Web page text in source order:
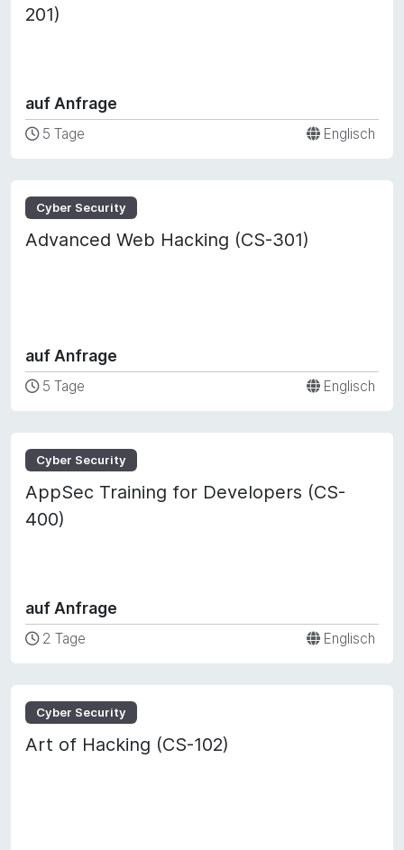
201)
auf Anfrage
5 Tage Englisch
Cyber Security
Advanced Web Hacking (CS-301)
auf Anfrage
5 Tage Englisch
Cyber Security
AppSec Training for Developers (CS-
400)
auf Anfrage
2 Tage Englisch
Cyber Security
Art of Hacking (CS-102)